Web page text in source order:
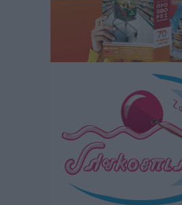
Αστυπάλαια: Το φως που μένει
πριν 3 ώρες
Τουρισμός: «Φτωχός συγγενής
Έφυγε από τη ζωή ο επί σειρά
ιερό Ναό του Αγίου Νικολάου
Καψάλης
Τοπικές Ειδήσεις